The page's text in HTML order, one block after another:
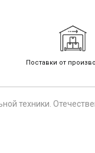
Поставки от
техники.